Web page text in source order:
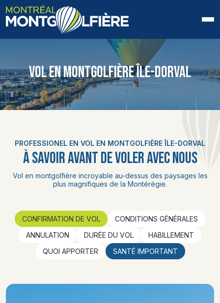
QUI SOMMES-NOUS
FAQ
PHOTOS ET VIDÉOS
CONTACT
VOL EN MONTGOLFIÈRE ÎLE-DORVAL
PROFESSIONEL EN VOL EN MONTGOLFIÈRE ÎLE-DORVAL
À SAVOIR AVANT DE VOLER AVEC NOUS
Vol en montgolfière incroyable au-dessus des paysages les
plus magnifiques de la Montérégie.
CONFIRMATION DE VOL
CONDITIONS GÉNÉRALES
ANNULATION
DURÉE DU VOL
HABILLEMENT
QUOI APPORTER
SANTÉ IMPORTANT